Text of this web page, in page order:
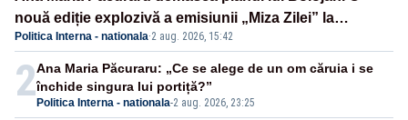
nouă ediție explozivă a emisiunii „Miza Zilei” la
Realitatea PLUS
Politica Interna - nationala·2 aug. 2026, 15:42
2 Politica Interna - nationala-2 aug. 2026, 23:25
Ana Maria Păcuraru: „Ce se alege de un om căruia i se
închide singura lui portiță?”